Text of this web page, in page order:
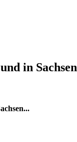
in Sachsen